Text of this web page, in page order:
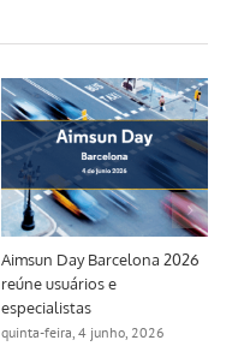
Aimsun Day Barcelona 2026
reúne usuários e
especialistas
quinta-feira, 4 junho, 2026